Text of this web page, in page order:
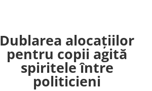
Dublarea alocațiilor
pentru copii agită
spiritele între
politicieni